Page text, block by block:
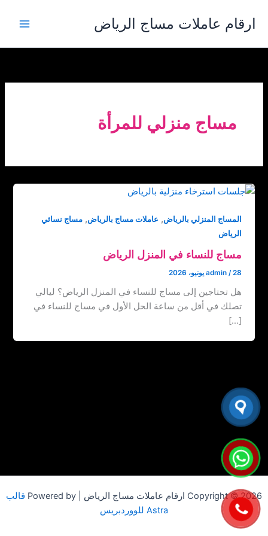
المحتوى
ارقام عاملات مساج الرياض
مساج منزلي للمرأة
المساج المنزلي بالرياض, عاملات مساج بالرياض,مساج نسائي
الرياض
مساج للنساء في المنزل الرياض
admin /28 يونيو، 2026
هل تحتاجين إلى مساج للنساء في المنزل الرياض؟ ليالي
تصلك في أقل من ساعة الحل الأول في مساج للنساء في
[…]
Copyright © 2026 ارقام عاملات مساج الرياض | Powered by
قالب
Astra للووردبريس